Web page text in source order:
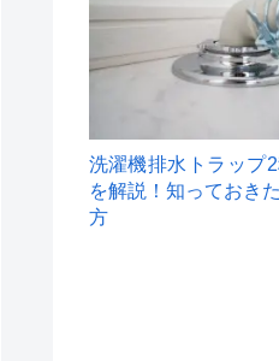
洗濯機排水トラップ
を解説！知っておき
方